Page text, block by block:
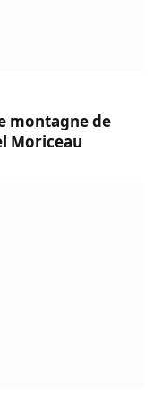
montagne de
Moriceau